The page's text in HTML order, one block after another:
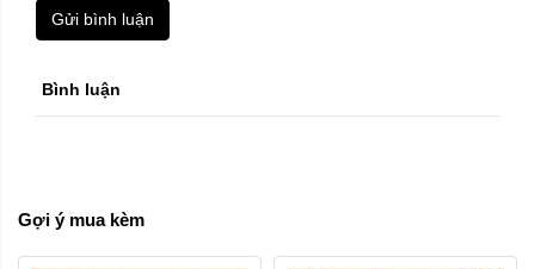
Gửi bình luận
Bình luận
Gợi ý mua kèm
phải
trái